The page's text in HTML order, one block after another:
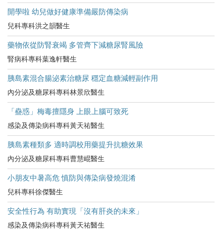
開學啦 幼兒做好健康準備嚴防傳染病
兒科專科洪之韻醫生
藥物依從防腎衰竭 多管齊下減糖尿腎風險
腎病科專科葉逸軒醫生
胰島素混合腸泌素治糖尿 穩定血糖減輕副作用
內分泌及糖尿科專科林景欣醫生
「蠱惑」梅毒擅隱身 上眼上腦可致死
感染及傳染病科專科黃天祐醫生
胰島素種類多 適時調校用藥提升抗糖效果
內分泌及糖尿科專科曹慧崐醫生
小朋友中暑高危​ 慎防與傳染病發燒混淆
兒科專科徐傑醫生
安全性行為 有助實現「沒有肝炎的未來」
感染及傳染病科專科黃天祐醫生